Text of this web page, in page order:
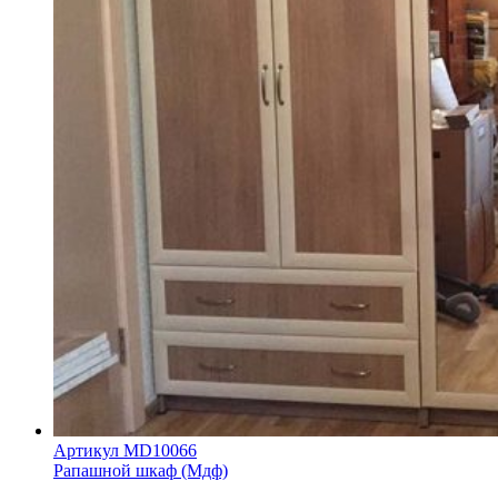
Артикул MD10066
Рапашной шкаф (Мдф)